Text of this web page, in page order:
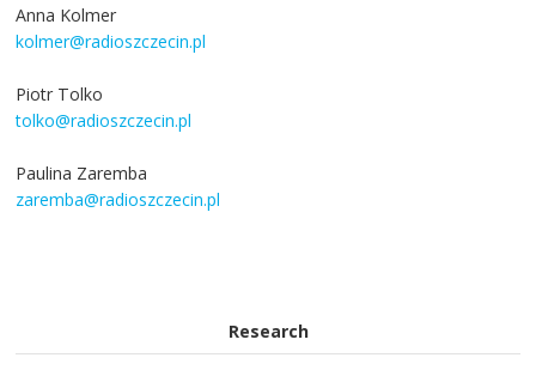
Anna Kolmer
kolmer@radioszczecin.pl
Piotr Tolko
tolko@radioszczecin.pl
Paulina Zaremba
zaremba@radioszczecin.pl
Research